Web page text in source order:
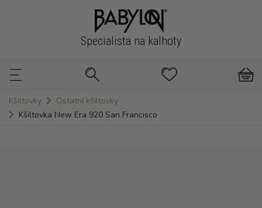
Specialista na kalhoty
Kšiltovky
Ostatní kšiltovky
Kšiltovka New Era 920 San Francisco